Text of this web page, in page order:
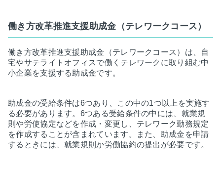
働き方改革推進支援助成金（テレワークコース）
働き方改革推進支援助成金（テレワークコース）は、自
宅やサテライトオフィスで働くテレワークに取り組む中
小企業を支援する助成金です。
助成金の受給条件は6つあり、この中の1つ以上を実施す
る必要があります。6つある受給条件の中には、就業規
則や労使協定などを作成・変更し、テレワーク勤務規定
を作成することが含まれています。また、助成金を申請
するときには、就業規則か労働協約の提出が必要です。